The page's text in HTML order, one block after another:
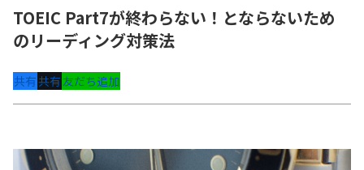
TOEIC Part7が終わらない！とならないため
のリーディング対策法
共有共有友だち追加